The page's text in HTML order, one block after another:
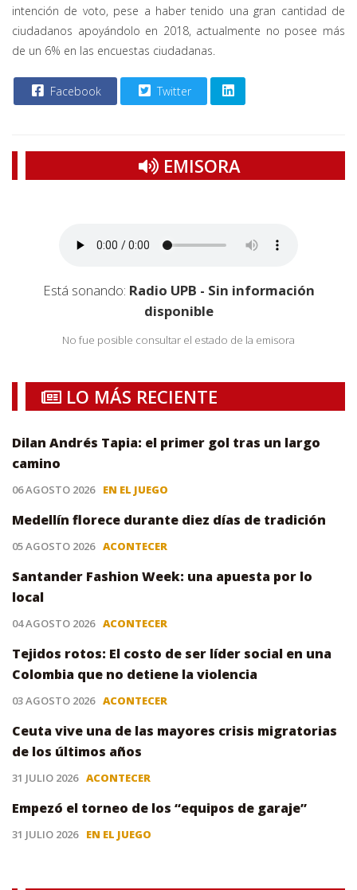
intención de voto, pese a haber tenido una gran cantidad de
ciudadanos apoyándolo en 2018, actualmente no posee más
de un 6% en las encuestas ciudadanas.
Facebook Twitter
EMISORA
Está sonando: Radio UPB - Sin información
disponible
No fue posible consultar el estado de la emisora
LO MÁS RECIENTE
Dilan Andrés Tapia: el primer gol tras un largo
camino
06 AGOSTO 2026 EN EL JUEGO
Medellín florece durante diez días de tradición
05 AGOSTO 2026 ACONTECER
Santander Fashion Week: una apuesta por lo
local
04 AGOSTO 2026 ACONTECER
Tejidos rotos: El costo de ser líder social en una
Colombia que no detiene la violencia
03 AGOSTO 2026 ACONTECER
Ceuta vive una de las mayores crisis migratorias
de los últimos años
31 JULIO 2026 ACONTECER
Empezó el torneo de los “equipos de garaje”
31 JULIO 2026 EN EL JUEGO